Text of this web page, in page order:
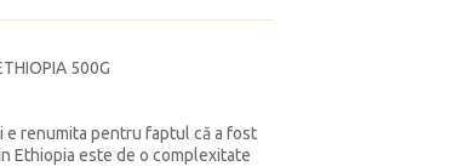
500G
renumita pentru faptul că a fost
Ethiopia este de o complexitate